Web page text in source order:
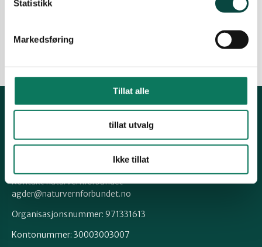
Statistikk
Markedsføring
Tillat alle
tillat utvalg
Ikke tillat
våre fuglebestander er i kraftig tilbakegang.
Nyhet
Kontakt fylkeslaget
Fylkesleder, Ragnhild Nilsen
Kontakt naturvernforbundet
agder@naturvernforbundet.no
Organisasjonsnummer: 971331613
Kontonummer: 30003003007